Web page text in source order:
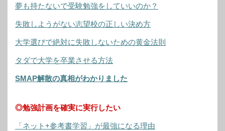
夢も持たないで受験勉強をしていいのか？
失敗しようがない志望校の正しい決め方
大学選びで絶対に失敗しないための黄金法則
タダで大学を卒業させる方法
SMAP解散の真相がわかりました
◎勉強計画を確実に実行したい
「ネット+参考書学習」が最強になる理由